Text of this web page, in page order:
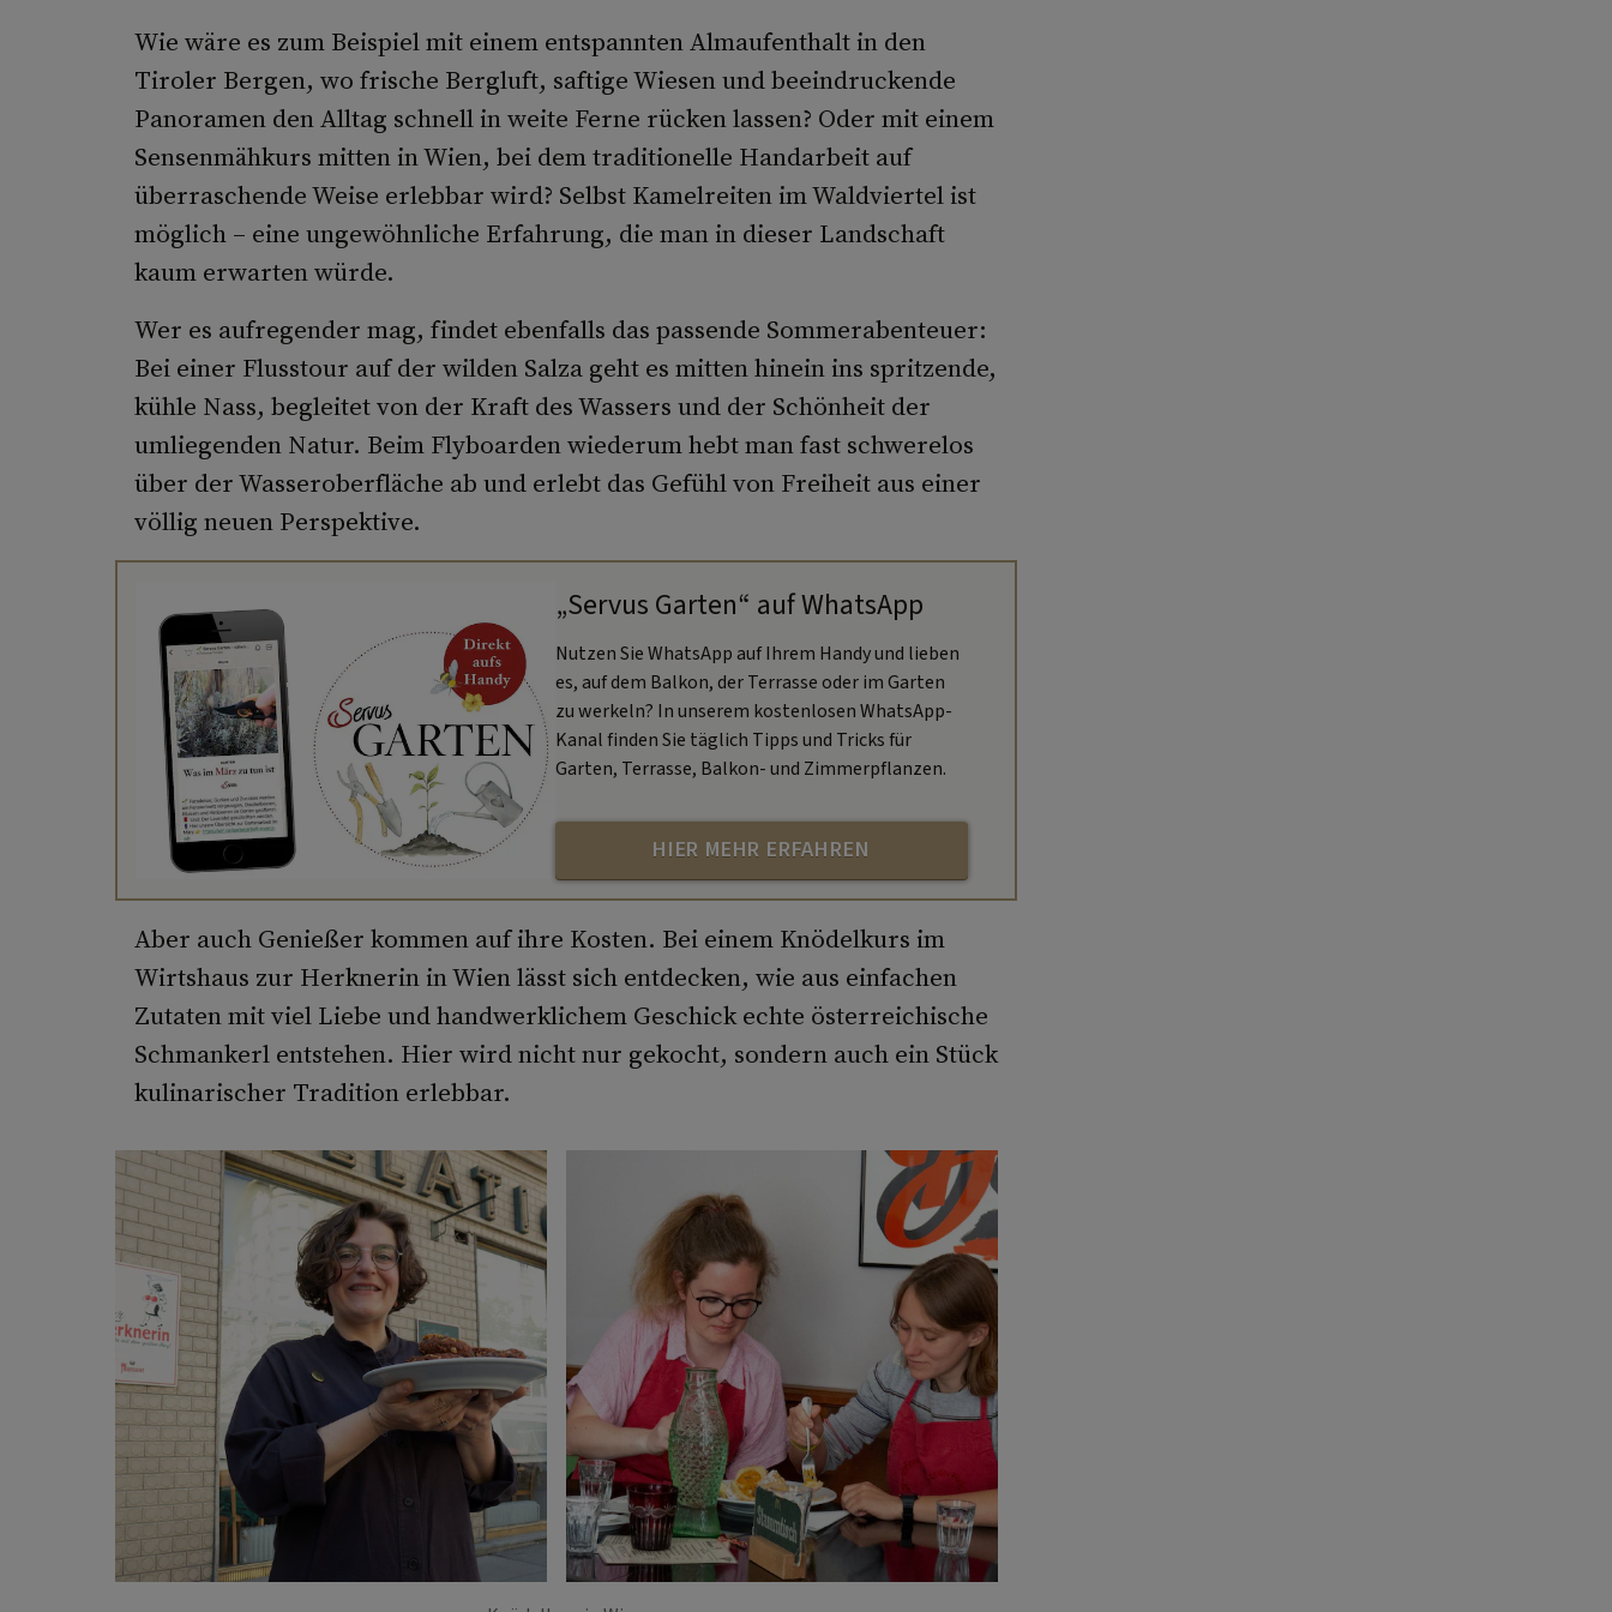
Wie wäre es zum Beispiel mit einem entspannten Almaufenthalt in den
Tiroler Bergen, wo frische Bergluft, saftige Wiesen und beeindruckende
Panoramen den Alltag schnell in weite Ferne rücken lassen? Oder mit einem
Sensenmähkurs mitten in Wien, bei dem traditionelle Handarbeit auf
überraschende Weise erlebbar wird? Selbst Kamelreiten im Waldviertel ist
möglich – eine ungewöhnliche Erfahrung, die man in dieser Landschaft
kaum erwarten würde.
Wer es aufregender mag, findet ebenfalls das passende Sommerabenteuer:
Bei einer Flusstour auf der wilden Salza geht es mitten hinein ins spritzende,
kühle Nass, begleitet von der Kraft des Wassers und der Schönheit der
umliegenden Natur. Beim Flyboarden wiederum hebt man fast schwerelos
über der Wasseroberfläche ab und erlebt das Gefühl von Freiheit aus einer
völlig neuen Perspektive.
„Servus Garten“ auf WhatsApp
Nutzen Sie WhatsApp auf Ihrem Handy und lieben
es, auf dem Balkon, der Terrasse oder im Garten
zu werkeln? In unserem kostenlosen WhatsApp-
Kanal finden Sie täglich Tipps und Tricks für
Garten, Terrasse, Balkon- und Zimmerpflanzen.
HIER MEHR ERFAHREN
Aber auch Genießer kommen auf ihre Kosten. Bei einem Knödelkurs im
Wirtshaus zur Herknerin in Wien lässt sich entdecken, wie aus einfachen
Zutaten mit viel Liebe und handwerklichem Geschick echte österreichische
Schmankerl entstehen. Hier wird nicht nur gekocht, sondern auch ein Stück
kulinarischer Tradition erlebbar.